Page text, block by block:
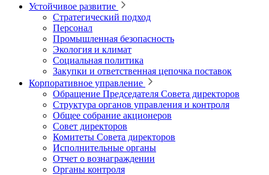
Устойчивое развитие
Стратегический подход
Персонал
Промышленная безопасность
Экология и климат
Социальная политика
Закупки и ответственная цепочка поставок
Корпоративное управление
Обращение Председателя Совета директоров
Структура органов управления и контроля
Общее собрание акционеров
Совет директоров
Комитеты Совета директоров
Исполнительные органы
Отчет о вознаграждении
Органы контроля